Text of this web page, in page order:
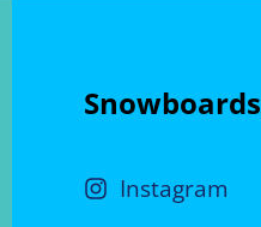
Snowboards
Instagram